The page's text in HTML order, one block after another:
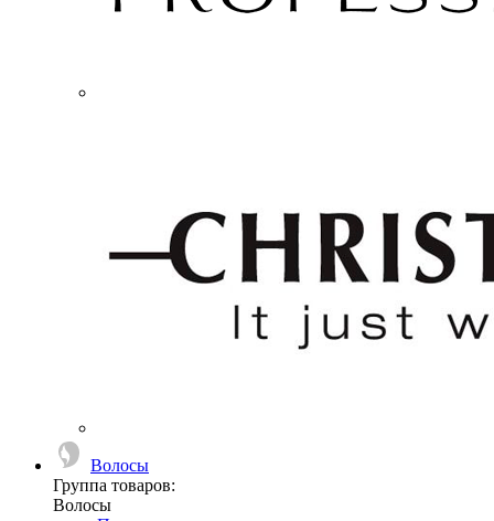
Волосы
Группа товаров:
Волосы